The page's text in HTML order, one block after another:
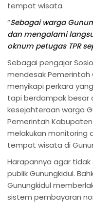
tempat wisata.
“Sebagai warga
dan mengalami
oknum petugas TPR
Sebagai pengajar
mendesak Pemerintah
menyikapi perkara
tapi berdampak besar
kesejahteraan warga
Pemerintah
melakukan monitoring
tempat wisata di
Harapannya agar tidak
publik Gunungkidul.
Gunungkidul
sistem pembayaran